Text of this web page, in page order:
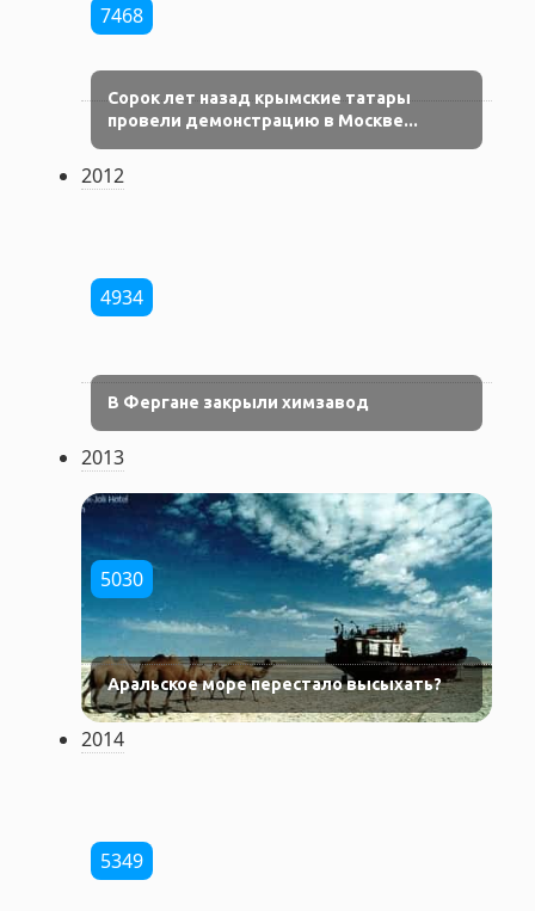
7468
Сорок лет назад крымские татары
провели демонстрацию в Москве...
2012
4934
В Фергане закрыли химзавод
2013
5030
Аральское море перестало высыхать?
2014
5349